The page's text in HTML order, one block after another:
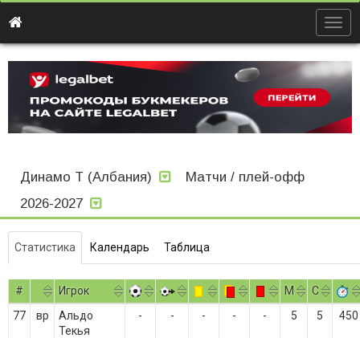
Динамо Т (Албания)
Матчи / плей-офф
2026-2027
Статистика Календарь Таблица
# Игрок M
С
77
вр
Альдо
Текья
- - - - - 5 5 450